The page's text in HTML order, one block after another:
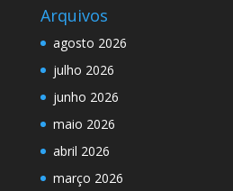
Arquivos
agosto 2026
julho 2026
junho 2026
maio 2026
abril 2026
março 2026